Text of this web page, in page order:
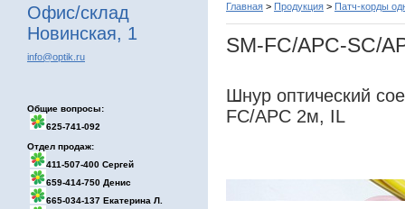
Офис/склад
Новинская, 1
info@optik.ru
Общие вопросы:
625-741-092
Отдел продаж:
411-507-400 Сергей
659-414-750 Денис
665-034-137 Екатерина Л.
Главная > Продукция > Патч-корды
SM-FC/APC-SC/
Шнур оптический
FC/APC 2м, IL